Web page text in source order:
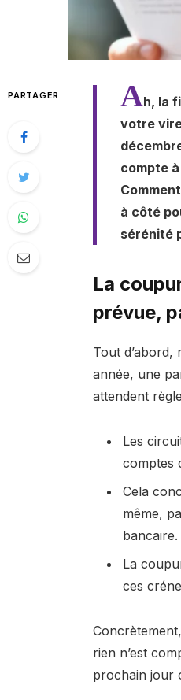
PARTAGER Ah, la
votre
compte
à côté
sérénité
La
prévue,
Tout d’abord,
année, une
attendent
Les
comptes
Cela
même,
bancaire.
La
ces
rien n’est
prochain jour